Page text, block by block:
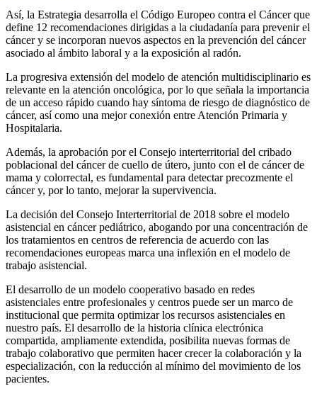
Así, la Estrategia desarrolla el Código Europeo contra el Cáncer que
define 12 recomendaciones dirigidas a la ciudadanía para prevenir el
cáncer y se incorporan nuevos aspectos en la prevención del cáncer
asociado al ámbito laboral y a la exposición al radón.
La progresiva extensión del modelo de atención multidisciplinario es
relevante en la atención oncológica, por lo que señala la importancia
de un acceso rápido cuando hay síntoma de riesgo de diagnóstico de
cáncer, así como una mejor conexión entre Atención Primaria y
Hospitalaria.
Además, la aprobación por el Consejo interterritorial del cribado
poblacional del cáncer de cuello de útero, junto con el de cáncer de
mama y colorrectal, es fundamental para detectar precozmente el
cáncer y, por lo tanto, mejorar la supervivencia.
La decisión del Consejo Interterritorial de 2018 sobre el modelo
asistencial en cáncer pediátrico, abogando por una concentración de
los tratamientos en centros de referencia de acuerdo con las
recomendaciones europeas marca una inflexión en el modelo de
trabajo asistencial.
El desarrollo de un modelo cooperativo basado en redes
asistenciales entre profesionales y centros puede ser un marco de
institucional que permita optimizar los recursos asistenciales en
nuestro país. El desarrollo de la historia clínica electrónica
compartida, ampliamente extendida, posibilita nuevas formas de
trabajo colaborativo que permiten hacer crecer la colaboración y la
especialización, con la reducción al mínimo del movimiento de los
pacientes.